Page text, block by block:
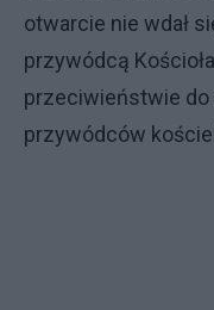
otwarcie nie wdał
przywódcą
przeciwieństwie
przywódców